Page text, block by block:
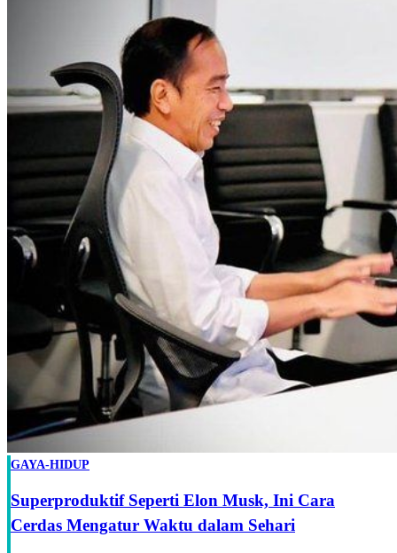
GAYA-HIDUP
Superproduktif Seperti Elon Musk, Ini Cara
Cerdas Mengatur Waktu dalam Sehari